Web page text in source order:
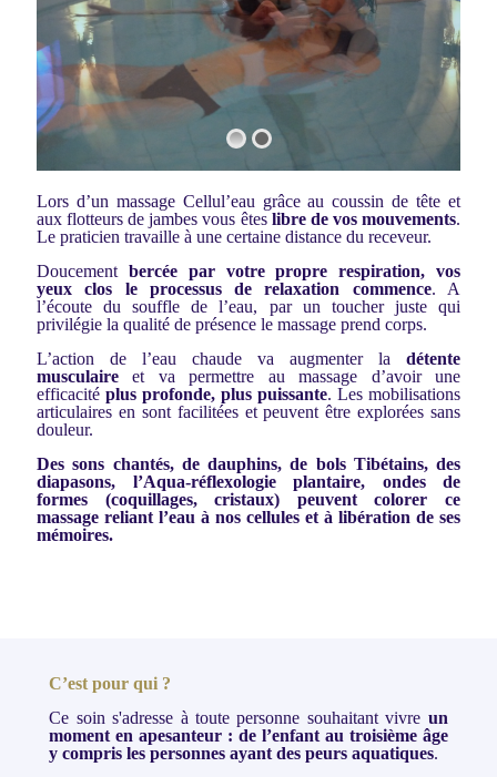
Lors d’un massage Cellul’eau grâce au coussin de tête et
aux flotteurs de jambes vous êtes libre de vos mouvements.
Le praticien travaille à une certaine distance du receveur.
Doucement bercée par votre propre respiration, vos
yeux clos le processus de relaxation commence. A
l’écoute du souffle de l’eau, par un toucher juste qui
privilégie la qualité de présence le massage prend corps.
L’action de l’eau chaude va augmenter la détente
musculaire et va permettre au massage d’avoir une
efficacité plus profonde, plus puissante. Les mobilisations
articulaires en sont facilitées et peuvent être explorées sans
douleur.
Des sons chantés, de dauphins, de bols Tibétains, des
diapasons, l’Aqua-réflexologie plantaire, ondes de
formes (coquillages, cristaux) peuvent colorer ce
massage reliant l’eau à nos cellules et à libération de ses
mémoires.
C’est pour qui ?
Ce soin s'adresse à toute personne souhaitant vivre un
moment en apesanteur : de l’enfant au troisième âge
y compris les personnes ayant des peurs aquatiques.